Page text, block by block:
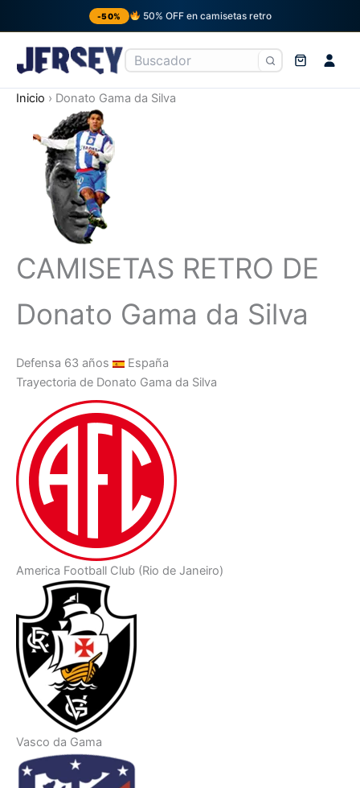
-50% 50% OFF en camisetas retro
contenido
Inicio › Donato Gama da Silva
CAMISETAS RETRO DE
Donato Gama da Silva
Defensa 63 años
España
Trayectoria de Donato Gama da Silva
America Football Club (Rio de Janeiro)
Vasco da Gama